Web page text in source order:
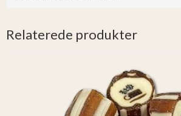
Relaterede produkter